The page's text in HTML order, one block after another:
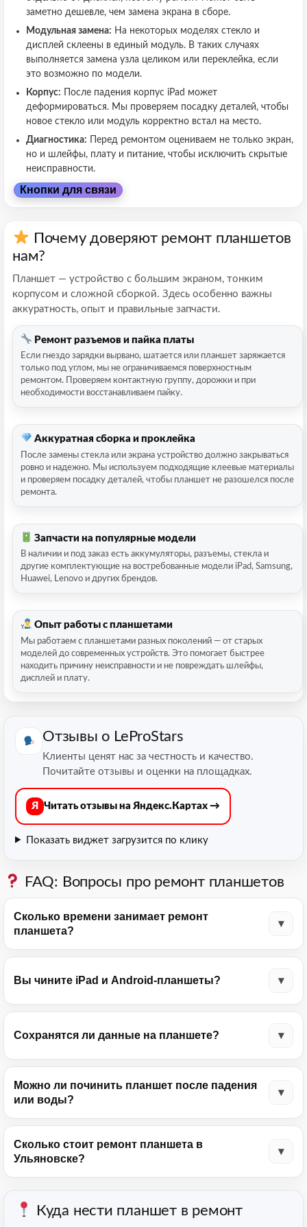
заметно дешевле, чем замена экрана в сборе.
Модульная замена: На некоторых моделях стекло и
дисплей склеены в единый модуль. В таких случаях
выполняется замена узла целиком или переклейка, если
это возможно по модели.
Корпус: После падения корпус iPad может
деформироваться. Мы проверяем посадку деталей, чтобы
новое стекло или модуль корректно встал на место.
Диагностика: Перед ремонтом оцениваем не только экран,
но и шлейфы, плату и питание, чтобы исключить скрытые
неисправности.
Кнопки для связи
Почему доверяют ремонт планшетов
нам?
Планшет — устройство с большим экраном, тонким
корпусом и сложной сборкой. Здесь особенно важны
аккуратность, опыт и правильные запчасти.
Ремонт разъемов и пайка платы
Если гнездо зарядки вырвано, шатается или планшет заряжается
только под углом, мы не ограничиваемся поверхностным
ремонтом. Проверяем контактную группу, дорожки и при
необходимости восстанавливаем пайку.
Аккуратная сборка и проклейка
После замены стекла или экрана устройство должно закрываться
ровно и надежно. Мы используем подходящие клеевые материалы
и проверяем посадку деталей, чтобы планшет не разошелся после
ремонта.
Запчасти на популярные модели
В наличии и под заказ есть аккумуляторы, разъемы, стекла и
другие комплектующие на востребованные модели iPad, Samsung,
Huawei, Lenovo и других брендов.
Опыт работы с планшетами
Мы работаем с планшетами разных поколений — от старых
моделей до современных устройств. Это помогает быстрее
находить причину неисправности и не повреждать шлейфы,
дисплей и плату.
Отзывы о LeProStars
Клиенты ценят нас за честность и качество.
Почитайте отзывы и оценки на площадках.
Я Читать отзывы на Яндекс.Картах →
Показать виджет загрузится по клику
FAQ: Вопросы про ремонт планшетов
Сколько времени занимает ремонт
планшета?
Вы чините iPad и Android-планшеты?
Сохранятся ли данные на планшете?
Можно ли починить планшет после падения
или воды?
Сколько стоит ремонт планшета в
Ульяновске?
Куда нести планшет в ремонт